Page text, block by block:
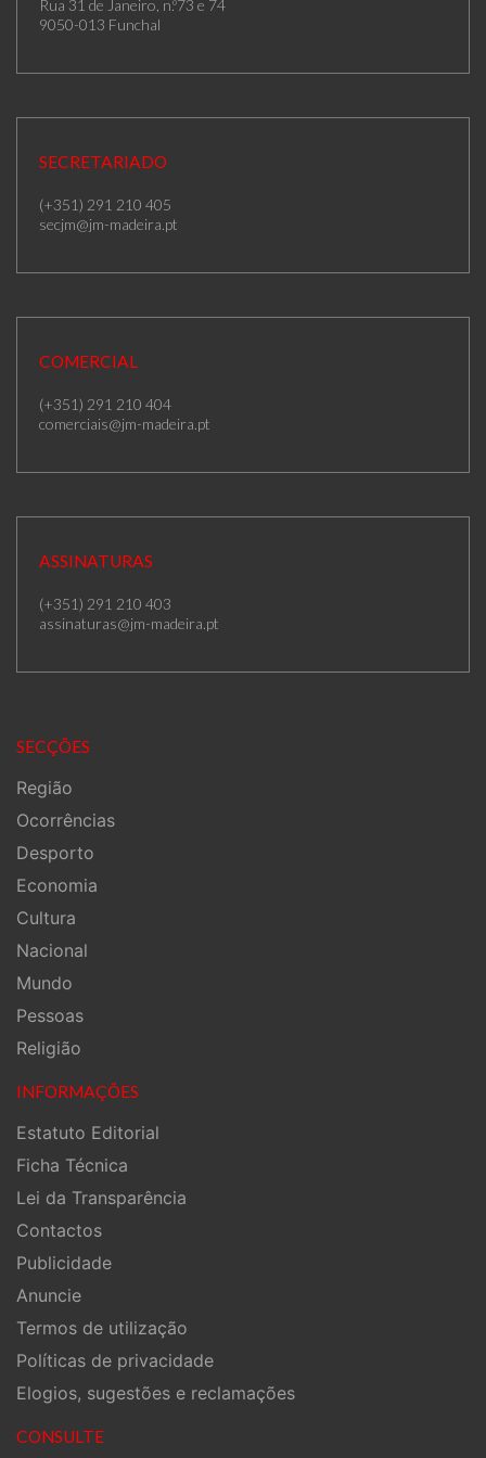
Rua 31 de Janeiro, n.º73 e 74
9050-013 Funchal
SECRETARIADO
(+351) 291 210 405
secjm@jm-madeira.pt
COMERCIAL
(+351) 291 210 404
comerciais@jm-madeira.pt
ASSINATURAS
(+351) 291 210 403
assinaturas@jm-madeira.pt
SECÇÕES
Região
Ocorrências
Desporto
Economia
Cultura
Nacional
Mundo
Pessoas
Religião
INFORMAÇÕES
Estatuto Editorial
Ficha Técnica
Lei da Transparência
Contactos
Publicidade
Anuncie
Termos de utilização
Políticas de privacidade
Elogios, sugestões e reclamações
CONSULTE